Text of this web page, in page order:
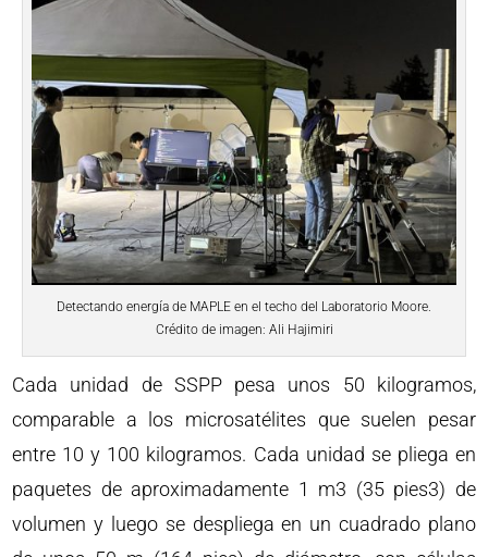
Detectando energía de MAPLE en el techo del Laboratorio Moore.
Crédito de imagen: Ali Hajimiri
Cada unidad de SSPP pesa unos 50 kilogramos,
comparable a los microsatélites que suelen pesar
entre 10 y 100 kilogramos. Cada unidad se pliega en
paquetes de aproximadamente 1 m3 (35 pies3) de
volumen y luego se despliega en un cuadrado plano